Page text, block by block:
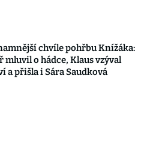
chvíle pohřbu Knížáka:
mluvil o hádce, Klaus vzýval
a přišla i Sára Saudková